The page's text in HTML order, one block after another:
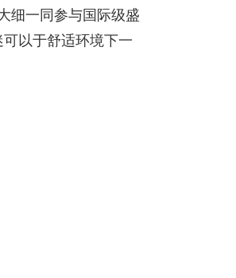
细一同参与国际级盛
以于舒适环境下一